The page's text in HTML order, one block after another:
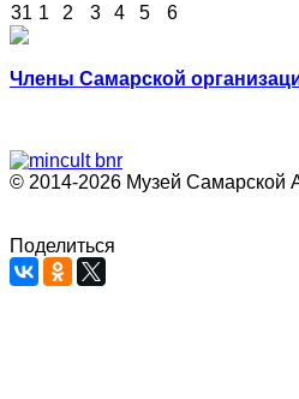
31 1 2 3 4 5 6
Члены Самарской
© 2014-2026 Музей Самарской
Поделиться